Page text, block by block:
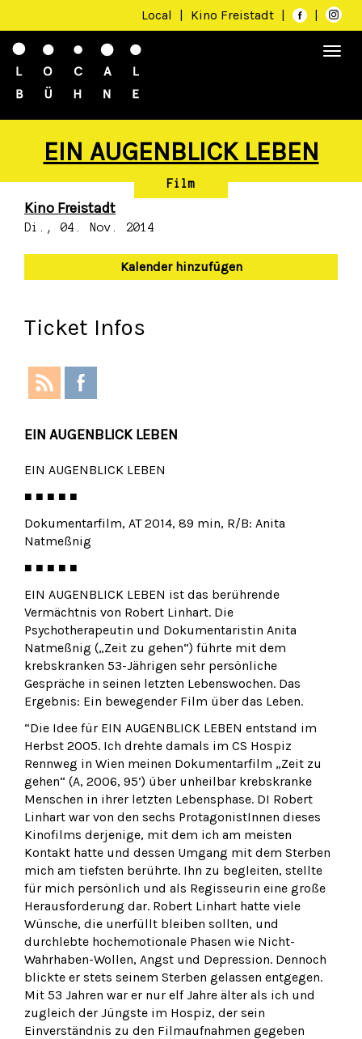
Local | Kino Freistadt | |
EIN AUGENBLICK LEBEN
Film
Kino Freistadt
Di., 04. Nov. 2014
Kalender hinzufügen
Ticket Infos
EIN AUGENBLICK LEBEN
EIN AUGENBLICK LEBEN
■ ■ ■ ■ ■
Dokumentarfilm, AT 2014, 89 min, R/B: Anita
Natmeßnig
■ ■ ■ ■ ■
EIN AUGENBLICK LEBEN ist das berührende
Vermächtnis von Robert Linhart. Die
Psychotherapeutin und Dokumentaristin Anita
Natmeßnig („Zeit zu gehen“) führte mit dem
krebskranken 53-Jährigen sehr persönliche
Gespräche in seinen letzten Lebenswochen. Das
Ergebnis: Ein bewegender Film über das Leben.
“Die Idee für EIN AUGENBLICK LEBEN entstand im
Herbst 2005. Ich drehte damals im CS Hospiz
Rennweg in Wien meinen Dokumentarfilm „Zeit zu
gehen“ (A, 2006, 95’) über unheilbar krebskranke
Menschen in ihrer letzten Lebensphase. DI Robert
Linhart war von den sechs ProtagonistInnen dieses
Kinofilms derjenige, mit dem ich am meisten
Kontakt hatte und dessen Umgang mit dem Sterben
mich am tiefsten berührte. Ihn zu begleiten, stellte
für mich persönlich und als Regisseurin eine große
Herausforderung dar. Robert Linhart hatte viele
Wünsche, die unerfüllt bleiben sollten, und
durchlebte hochemotionale Phasen wie Nicht-
Wahrhaben-Wollen, Angst und Depression. Dennoch
blickte er stets seinem Sterben gelassen entgegen.
Mit 53 Jahren war er nur elf Jahre älter als ich und
zugleich der Jüngste im Hospiz, der sein
Einverständnis zu den Filmaufnahmen gegeben